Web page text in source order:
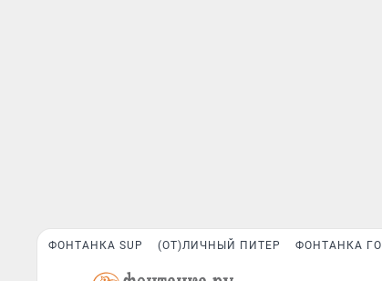
ФОНТАНКА SUP (ОТ)ЛИЧНЫЙ ПИТЕР ФОНТАНКА ГО